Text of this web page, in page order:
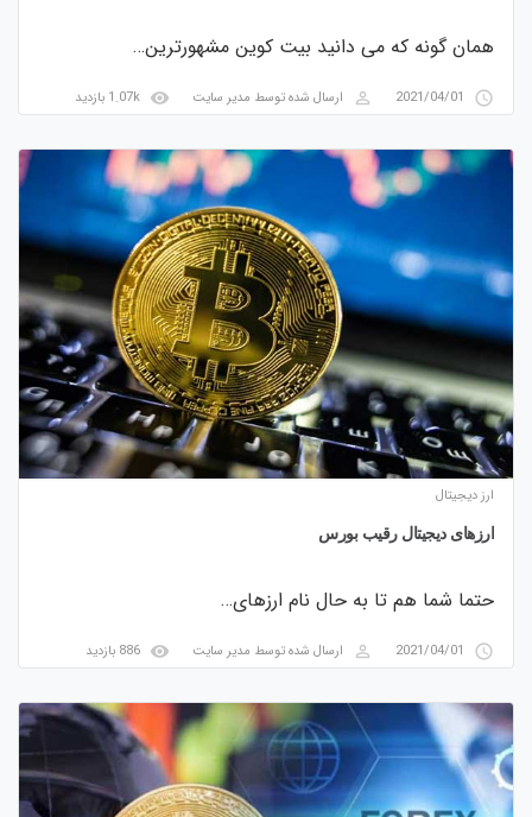
همان گونه که می دانید بیت کوین مشهورترین…
access_time
2021/04/01
perm_identity ارسال شده توسط مدیر سایت visibility
ارز دیجیتال
ارزهای دیجیتال رقیب بورس
حتما شما هم تا به حال نام ارزهای…
access_time
2021/04/01
perm_identity ارسال شده توسط مدیر سایت visibility